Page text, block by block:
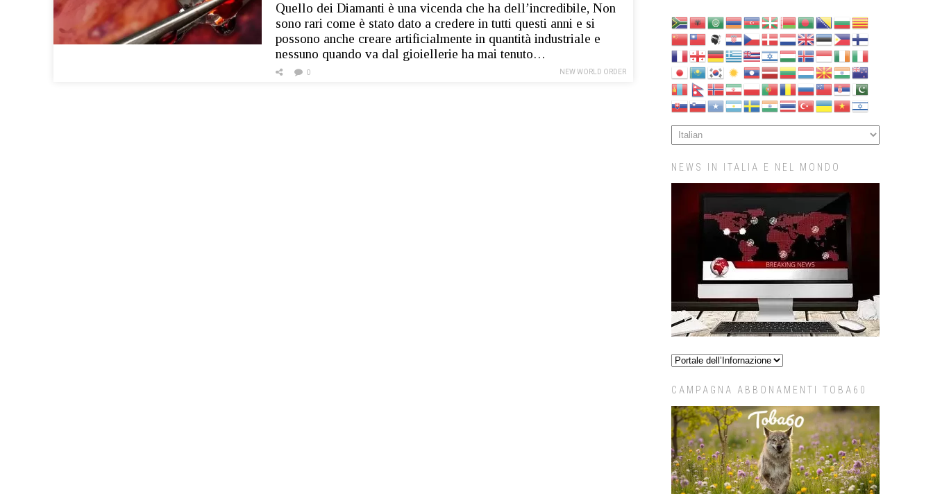
Quello dei Diamanti è una vicenda che ha dell’incredibile, Non
sono rari come è stato dato a credere in tutti questi anni e si
possono anche creare artificialmente in quantità industriale e
nessuno quando va dal gioiellerie ha mai tenuto…
NEW WORLD ORDER
0
NEWS IN ITALIA E NEL MONDO
CAMPAGNA ABBONAMENTI TOBA60